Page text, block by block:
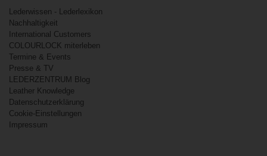
Lederwissen - Lederlexikon
Nachhaltigkeit
International Customers
COLOURLOCK miterleben
Termine & Events
Presse & TV
LEDERZENTRUM Blog
Leather Knowledge
Datenschutzerklärung
Cookie-Einstellungen
Impressum